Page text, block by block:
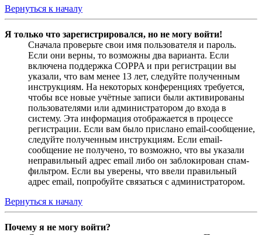
Вернуться к началу
Я только что зарегистрировался, но не могу войти!
Сначала проверьте свои имя пользователя и пароль.
Если они верны, то возможны два варианта. Если
включена поддержка COPPA и при регистрации вы
указали, что вам менее 13 лет, следуйте полученным
инструкциям. На некоторых конференциях требуется,
чтобы все новые учётные записи были активированы
пользователями или администратором до входа в
систему. Эта информация отображается в процессе
регистрации. Если вам было прислано email-сообщение,
следуйте полученным инструкциям. Если email-
сообщение не получено, то возможно, что вы указали
неправильный адрес email либо он заблокирован спам-
фильтром. Если вы уверены, что ввели правильный
адрес email, попробуйте связаться с администратором.
Вернуться к началу
Почему я не могу войти?